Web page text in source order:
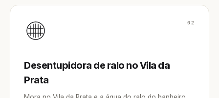
02
Desentupidora de ralo no Vila da
Prata